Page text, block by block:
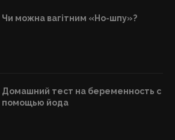
Чи можна вагітним «Но-шпу»?
Домашний тест на беременность с
помощью йода